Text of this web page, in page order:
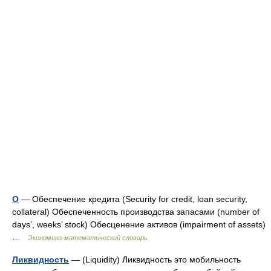
О — Обеспечение кредита (Security for credit, loan security,
collateral) Обеспеченность производства запасами (number of
days’, weeks’ stock) Обесценение активов (impairment of assets)
Экономико-математический словарь
Ликвидность — (Liquidity) Ликвидность это мобильность